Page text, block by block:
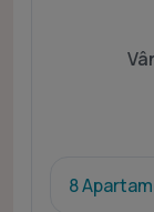
8
Listă parteneri